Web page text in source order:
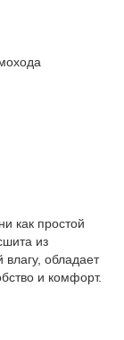
как простой
из
обладает
и комфорт.